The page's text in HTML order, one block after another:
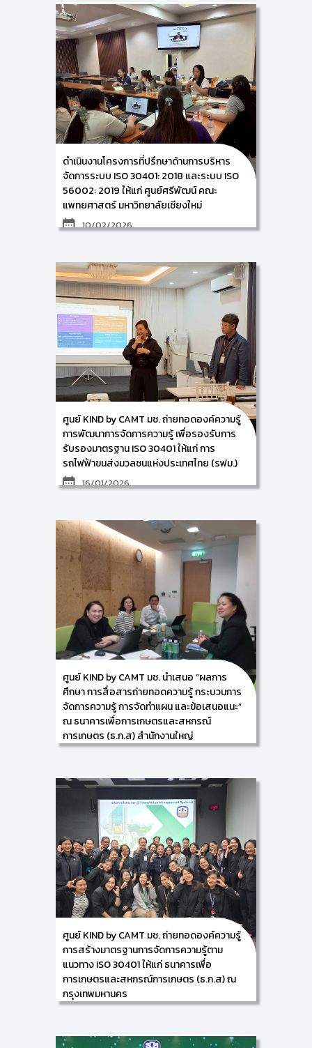
สื่อ และเทคโนโลยี มหาวิทยาลัยเชียงใหม่ ร่วมกับ การ
รถไฟฟ้าขนส่งมวลชนแห่งประเทศไทย
โดยมีผู้ช่วยศาสตราจารย์ ดร.อัจฉรา คำอักษร ผู้ปฏิบัติ
หน้าที่ช่วยคณบดี ด้านการพัฒนาองค์ความรู้และ
นวัตกรรม/ หัวหน้าศูนย์การพัฒนาองค์ความรู้และ
นวัตกรรม (Knowledge and Innovation
Development: KIND) พร้อมด้วย ผู้ช่วยศาสตราจารย์
ดร.สมเกียรติ น่วมนา และคณะทำงาน ดำเนินการจัดอบรม
เชิงปฏิบัติการ
ภายใต้โครงการการพัฒนาการจัดการความรู้เพื่อรองรับ
การรับรองมาตรฐาน ISO 30401 ให้แก่ ผู้บริหารและ
บุคลากรตัวแทนจากส่วนงานที่ร่วมขับเคลื่อนการจัดการ
ระหว่างวันที่ 12-13 กุมภาพันธ์ 2569 ณ การรถไฟฟ้าขนส่ง
มวลชนแห่งประเทศไทย (รฟม.) กรุงเทพมหานคร
ซึ่งการจัดกิจกรรมครั้งนี้ จะเป็นการฝึกอบรมเชิงปฎิบัติ
การหัวข้อ การสร้าง Work Procedure ด้วย AI และการ
ฝึกอบรมเชิงปฎิบัติการหัวข้อ เรื่อง การวางแผนและจัดทำ
แผนปฏิบัติการด้านการจัดการความรู้ขององค์กร และการ
จัดทำระเบียบวิธีปฏิบัติตามกระบวนการจัดการความรู้ของ
ดำเนินงานโครงการที่ปรึกษาด้านการบริหาร
จัดการระบบ ISO 30401: 2018 และระบบ ISO
56002: 2019 ให้แก่ ศูนย์ศรีพัฒน์ คณะ
แพทยศาสตร์ มหาวิทยาลัยเชียงใหม่
10/02/2026
พัฒนาองค์ความรู้และนวัตกรรม/ หัวหน้าศูนย์การพัฒนา
องค์ความรู้และนวัตกรรม (Knowledge and Innovation
Development: KIND) และคณะทำงาน ดำเนินงาน
โครงการที่ปรึกษาด้านการบริหารระบบการจัดการความรู้
ตามกรอบมาตรฐาน ISO 30401: 2018 Knowledge
Management Systems และการบริหารระบบการจัดการ
นวัตกรรมตามกรอบมาตรฐาน ISO 56002: 2019
Innovation Management System ให้แก่ ผู้บริหารฯ
และบุคลากรในสังกัดของศูนย์ศรีพัฒน์ คณะแพทยศาสตร์
มหาวิทยาลัยเชียงใหม่ ซึ่งกิจกรรมในครั้งนี้ จัดขึ้นในวันที่
10 กุมภาพันธ์ 2569 ณ ห้องประชุมดอกสักคณะ
แพทยศาสตร์ มหาวิทยาลัยเชียงใหม่ รวมจำนวนผู้ร่วม
กิจกรรมครั้งนี้ 20 ท่าน โดยในครั้งนี้เป็นการตรวจสอบ
ภายในร่วมกับคณะกรรมการทีมขับเคลื่อนการจัดการความ
รู้และนวัตกรรม
ศูนย์ KIND by CAMT มช. ถ่ายทอดองค์ความรู้
การพัฒนาการจัดการความรู้ เพื่อรองรับการ
รับรองมาตรฐาน ISO 30401 ให้แก่ การ
รถไฟฟ้าขนส่งมวลชนแห่งประเทศไทย (รฟม.)
16/01/2026
สื่อ และเทคโนโลยี มหาวิทยาลัยเชียงใหม่ ร่วมกับ การ
รถไฟฟ้าขนส่งมวลชนแห่งประเทศไทย โดยมีผู้ช่วย
ศาสตราจารย์ ดร.อัจฉรา คำอักษร ผู้ปฏิบัติหน้าที่ช่วย
คณบดี ด้านการพัฒนาองค์ความรู้และนวัตกรรม/ หัวหน้า
ศูนย์การพัฒนาองค์ความรู้และนวัตกรรม (Knowledge
and Innovation Development: KIND) พร้อมด้วย ผู้
ช่วยศาสตราจารย์ ดร.เฉลิมพล คงจิตต์ ผู้ช่วย
ศาสตราจารย์ ดร.จิรพัฒน์ วานิชวัฒนโกศล และคณะ
ทำงาน ดำเนินการจัดอบรมเชิงปฏิบัติการ ภายใต้โครงการ
การพัฒนาการจัดการความรู้เพื่อรองรับการรับรอง
มาตรฐาน ISO 30401 ให้แก่ ผู้บริหารและบุคลากรตัวแทน
จากส่วนงานที่ร่วมขับเคลื่อนการจัดการความรู้ของการ
รถไฟฟ้าขนส่งมวลชนแห่งประเทศไทย (รฟม.) ณ โรงแรม
มกราคม 2569 ซึ่งการจัดกิจกรรมครั้งนี้ จะเป็นการฝึกอบ
รมเชิงปฎิบัติการหัวข้อ เรื่อง การวิเคราะห์ความเสี่ยงด้าน
การจัดการความรู้ขององค์กร เรียนรู้แนวปฏิบัติจริง และ
นำผู้ร่วมการฝึกอบรมเดินทางไปศึกษาดูงานระบบการ
จัดการความรู้ตามแนวทาง ISO 30401: 2018 ณ การ
ไฟฟ้าฝ่ายผลิตแห่งประเทศไทย จังหวัดลำปาง โดยมีผู้ร่วม
กิจกรรมจำนวน 30 ท่าน
ศูนย์ KIND by CAMT มช. นำเสนอ “ผลการ
ศึกษา การสื่อสารถ่ายทอดความรู้ กระบวนการ
จัดการความรู้ การจัดทำแผน และข้อเสนอแนะ”
ณ ธนาคารเพื่อการเกษตรและสหกรณ์
การเกษตร (ธ.ก.ส) สำนักงานใหญ่
and Innovation Development: KIND) วิทยาลัยศิลปะ
สื่อ และเทคโนโลยี มหาวิทยาลัยเชียงใหม่ นำโดย ผู้ช่วย
ศาสตราจารย์ ดร.อัจฉรา คำอักษร
ผู้ปฏิบัติหน้าที่ช่วยคณบดี ด้านการพัฒนาองค์ความรู้และ
นวัตกรรม/ หัวหน้าศูนย์การพัฒนาองค์ความรู้และ
นวัตกรรม (Knowledge and Innovation
Development: KIND) พร้อมคณะทำงาน ได้นำเสนอ “ผล
การศึกษา การสื่อสารถ่ายทอดความรู้ กระบวนการจัดการ
ความรู้ การจัดทำแผน และข้อเสนอแนะ” ซึ่งกิจกรรมดัง
กล่าวอยู่ภายใต้โครงการจ้างที่ปรึกษาเพื่อการจัดทำแผน
แม่บทด้านการจัดการความรู้ ธนาคารเพื่อการเกษตรและ
สหกรณ์การเกษตร (ธ.ก.ส.) ในวันพุธที่ 14 มกราคม 2569
ณ ธนาคารเพื่อการเกษตรและสหกรณ์การเกษตร (ธ.ก.ส)
สำนักงานใหญ่ กรุงเทพมหานคร
ศูนย์ KIND by CAMT มช. ถ่ายทอดองค์ความรู้
การสร้างมาตรฐานการจัดการความรู้ตาม
แนวทาง ISO 30401 ให้แก่ ธนาคารเพื่อ
การเกษตรและสหกรณ์การเกษตร (ธ.ก.ส) ณ
กรุงเทพมหานคร
and Innovation Development: KIND) วิทยาลัยศิลปะ